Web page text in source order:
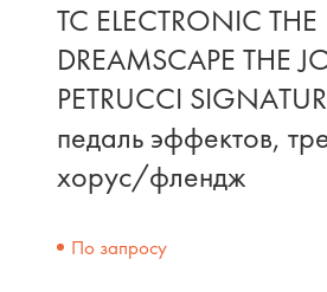
TC ELECTRONIC THE
DREAMSCAPE THE
PETRUCCI
педаль эффектов,
хорус/флендж
По запросу